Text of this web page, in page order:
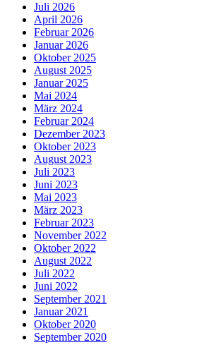
Juli 2026
April 2026
Februar 2026
Januar 2026
Oktober 2025
August 2025
Januar 2025
Mai 2024
März 2024
Februar 2024
Dezember 2023
Oktober 2023
August 2023
Juli 2023
Juni 2023
Mai 2023
März 2023
Februar 2023
November 2022
Oktober 2022
August 2022
Juli 2022
Juni 2022
September 2021
Januar 2021
Oktober 2020
September 2020